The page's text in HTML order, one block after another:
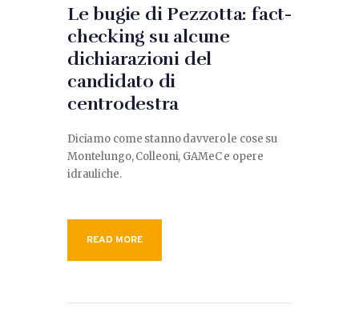
Le bugie di Pezzotta: fact-
checking su alcune
dichiarazioni del
candidato di
centrodestra
Diciamo come stanno davvero le cose su
Montelungo, Colleoni, GAMeC e opere
idrauliche.
READ MORE